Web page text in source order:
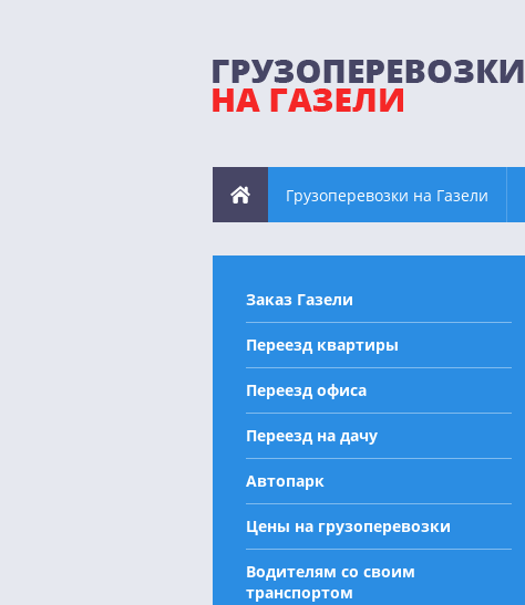
Грузоперевозки на Газели
Заказ Газели
Переезд квартиры
Переезд офиса
Переезд на дачу
Автопарк
Цены на грузоперевозки
Водителям со своим
транспортом